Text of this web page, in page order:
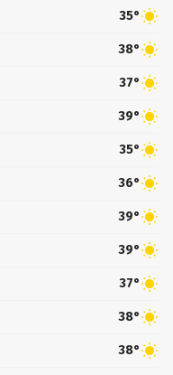
35°
38°
37°
39°
35°
36°
39°
39°
37°
38°
38°